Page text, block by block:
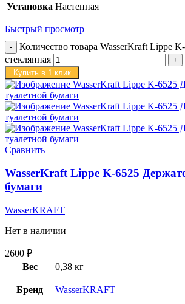
Установка Настенная
Быстрый просмотр
Количество товара WasserKraft Lippe
стеклянная
Купить в 1 клик
Сравнить
WasserKraft Lippe K-6525
бумаги
WasserKRAFT
Нет в наличии
2600 ₽
Вес
0,38 кг
Бренд WasserKRAFT